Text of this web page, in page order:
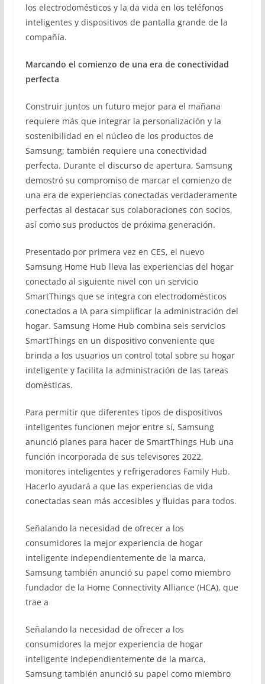
los electrodomésticos y la da vida en los teléfonos
inteligentes y dispositivos de pantalla grande de la
compañía.
Marcando el comienzo de una era de conectividad
perfecta
Construir juntos un futuro mejor para el mañana
requiere más que integrar la personalización y la
sostenibilidad en el núcleo de los productos de
Samsung; también requiere una conectividad
perfecta. Durante el discurso de apertura, Samsung
demostró su compromiso de marcar el comienzo de
una era de experiencias conectadas verdaderamente
perfectas al destacar sus colaboraciones con socios,
así como sus productos de próxima generación.
Presentado por primera vez en CES, el nuevo
Samsung Home Hub lleva las experiencias del hogar
conectado al siguiente nivel con un servicio
SmartThings que se integra con electrodomésticos
conectados a IA para simplificar la administración del
hogar. Samsung Home Hub combina seis servicios
SmartThings en un dispositivo conveniente que
brinda a los usuarios un control total sobre su hogar
inteligente y facilita la administración de las tareas
domésticas.
Para permitir que diferentes tipos de dispositivos
inteligentes funcionen mejor entre sí, Samsung
anunció planes para hacer de SmartThings Hub una
función incorporada de sus televisores 2022,
monitores inteligentes y refrigeradores Family Hub.
Hacerlo ayudará a que las experiencias de vida
conectadas sean más accesibles y fluidas para todos.
Señalando la necesidad de ofrecer a los
consumidores la mejor experiencia de hogar
inteligente independientemente de la marca,
Samsung también anunció su papel como miembro
fundador de la Home Connectivity Alliance (HCA), que
trae a
Señalando la necesidad de ofrecer a los
consumidores la mejor experiencia de hogar
inteligente independientemente de la marca,
Samsung también anunció su papel como miembro